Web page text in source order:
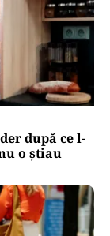
după ce l-
o știau